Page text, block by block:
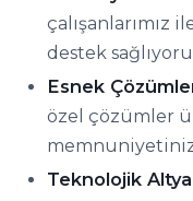
çalışanlarımız
destek
Esnek
özel çözümler
Teknolojik